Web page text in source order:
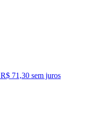
R$ 71,30 sem juros